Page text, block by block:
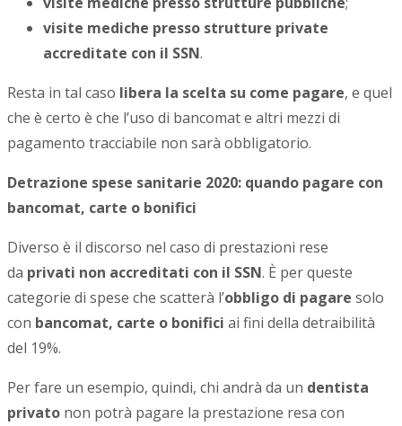
visite mediche presso strutture private
accreditate con il SSN.
Resta in tal caso libera la scelta su come pagare, e quel
che è certo è che l’uso di bancomat e altri mezzi di
pagamento tracciabile non sarà obbligatorio.
Detrazione spese sanitarie 2020: quando pagare con
bancomat, carte o bonifici
Diverso è il discorso nel caso di prestazioni rese
da privati non accreditati con il SSN. È per queste
categorie di spese che scatterà l’obbligo di pagare solo
con bancomat, carte o bonifici ai fini della detraibilità
del 19%.
Per fare un esempio, quindi, chi andrà da un dentista
privato non potrà pagare la prestazione resa con